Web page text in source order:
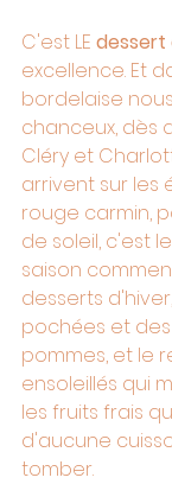
C'est LE dessert
excellence. Et
bordelaise
chanceux, dès
Cléry et
arrivent sur les
rouge carmin,
de soleil, c'est
saison
desserts
pochées et
pommes, et le
ensoleillés qui
les fruits frais
d'aucune
tomber.